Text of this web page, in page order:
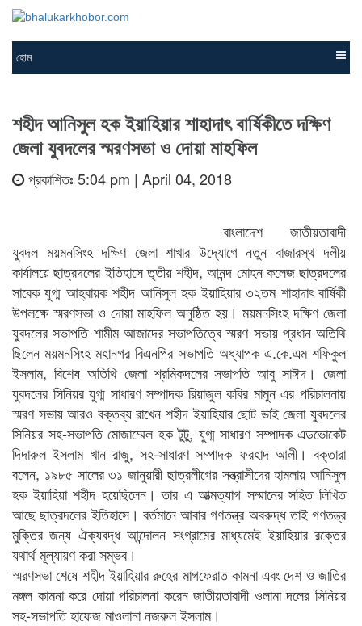
হোম
শহীদ আনিসুল হক ইয়াহিয়ার শাহাদাৎ বার্ষিকীতে দক্ষিণ
জেলা যুবদলের স্মরণসভা ও দোয়া মাহফিল
প্রকাশিতঃ 5:04 pm | April 04, 2018
বাংলাদেশ জাতীয়তাবাদী
যুবদল ময়মনসিংহ দক্ষিণ জেলা শাখার উদ্যোগে নতুন বাজারস্থ দলীয়
কার্যালয়ে ছাত্রদলের ইতিহাসে তৃতীয় শহীদ, আনন্দ মোহন কলেজ ছাত্রদলের
সাবেক যুগ্ম আহ্বায়ক শহীদ আনিসুল হক ইয়াহিয়ার ৩২তম শাহাদাৎ বার্ষিকী
উপলক্ষে স্মরণসভা ও দোয়া মাহফিল অনুষ্ঠিত হয়। ময়মনসিংহ দক্ষিণ জেলা
যুবদলের সভাপতি শামীম আজাদের সভাপতিত্বে স্মরণ সভায় প্রধান অতিথি
ছিলেন ময়মনসিংহ মহানগর বিএনপির সভাপতি অধ্যাপক এ.কে.এম শফিকুল
ইসলাম, বিশেষ অতিথি জেলা শ্রমিকদলের সভাপতি আবু সাঈদ। জেলা
যুবদলের সিনিয়র যুগ্ম সাধারণ সম্পাদক রিয়াজুল কবির মামুন এর পরিচালনায়
স্মরণ সভায় আরও বক্তব্য রাখেন শহীদ ইয়াহিয়ার ছোট ভাই জেলা যুবদলের
সিনিয়র সহ-সভাপতি মোজাম্মেল হক টুটু, যুগ্ম সাধারণ সম্পাদক এডভোকেট
দিদারুল ইসলাম খান রাজু, সহ-সাধারণ সম্পাদক ফরহাদ আলী। বক্তারা
বলেন, ১৯৮৫ সালের ৩১ জানুয়ারী ছাত্রলীগের সন্ত্রাসীদের হামলায় আনিসুল
হক ইয়াহিয়া শহীদ হয়েছিলেন। তার এ আত্মত্যাগ সম্মানের সহিত লিখিত
আছে ছাত্রদলের ইতিহাসে। বর্তমানে আবার গণতন্ত্র অবরুদ্ধ তাই গণতন্ত্র
মুক্তির জন্য ঐক্যবদ্ধ আন্দোলন সংগ্রামের মাধ্যমেই ইয়াহিয়ার রক্তের
যথার্থ মূল্যায়ণ করা সম্ভব।
স্মরণসভা শেষে শহীদ ইয়াহিয়ার রুহের মাগফেরাত কামনা এবং দেশ ও জাতির
মঙ্গল কামনা করে দোয়া পরিচালনা করেন জাতীয়তাবাদী ওলামা দলের সিনিয়র
সহ-সভাপতি হাফেজ মাওলানা নজরুল ইসলাম।